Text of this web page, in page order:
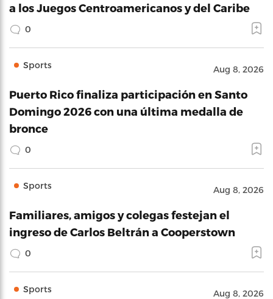
a los Juegos Centroamericanos y del Caribe
0
Sports Aug 8, 2026
Puerto Rico finaliza participación en Santo
Domingo 2026 con una última medalla de
bronce
0
Sports Aug 8, 2026
Familiares, amigos y colegas festejan el
ingreso de Carlos Beltrán a Cooperstown
0
Sports Aug 8, 2026